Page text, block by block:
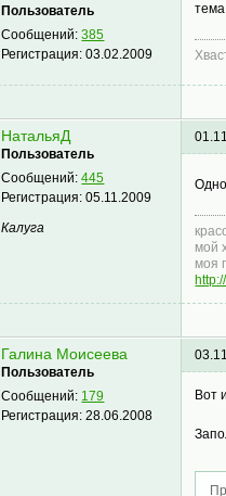
Пользователь
Сообщений:385
Регистрация:03.02.2009
НатальяД
Пользователь
Сообщений:445
Регистрация:05.11.2009
Калуга
мой
моя
Галина Моисеева
Пользователь
Сообщений: 179
Регистрация:28.06.2008
Вот